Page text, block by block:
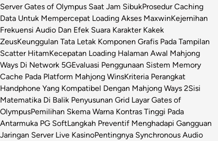
Server Gates of Olympus Saat Jam SibukProsedur Caching
Data Untuk Mempercepat Loading Akses MaxwinKejernihan
Frekuensi Audio Dan Efek Suara Karakter Kakek
ZeusKeunggulan Tata Letak Komponen Grafis Pada Tampilan
Scatter HitamKecepatan Loading Halaman Awal Mahjong
Ways Di Network 5GEvaluasi Penggunaan Sistem Memory
Cache Pada Platform Mahjong WinsKriteria Perangkat
Handphone Yang Kompatibel Dengan Mahjong Ways 2Sisi
Matematika Di Balik Penyusunan Grid Layar Gates of
OlympusPemilihan Skema Warna Kontras Tinggi Pada
Antarmuka PG SoftLangkah Preventif Menghadapi Gangguan
Jaringan Server Live KasinoPentingnya Synchronous Audio